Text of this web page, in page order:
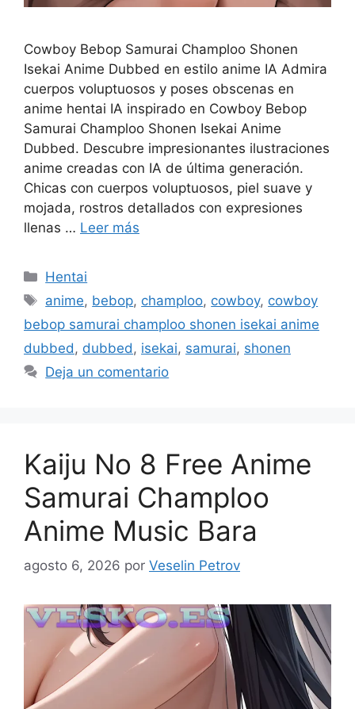
Cowboy Bebop Samurai Champloo Shonen
Isekai Anime Dubbed en estilo anime IA Admira
cuerpos voluptuosos y poses obscenas en
anime hentai IA inspirado en Cowboy Bebop
Samurai Champloo Shonen Isekai Anime
Dubbed. Descubre impresionantes ilustraciones
anime creadas con IA de última generación.
Chicas con cuerpos voluptuosos, piel suave y
mojada, rostros detallados con expresiones
llenas … Leer más
Categorías
Hentai
Etiquetas
anime, bebop, champloo, cowboy, cowboy
bebop samurai champloo shonen isekai anime
dubbed , dubbed , isekai, samurai, shonen
Deja un comentario
Kaiju No 8 Free Anime
Samurai Champloo
Anime Music Bara
agosto 6, 2026 por Veselin Petrov